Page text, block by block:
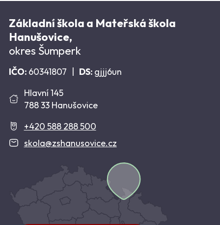
Základní škola a Mateřská škola
Hanušovice,
okres Šumperk
IČO: 60341807 DS: gjjj6un
Hlavní 145
788 33 Hanušovice
+420 588 288 500
skola@zshanusovice.cz